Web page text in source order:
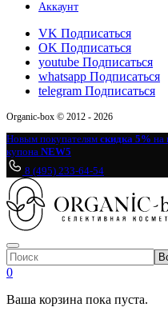
Аккаунт
VK Подписаться
OK Подписаться
youtube Подписаться
whatsapp Подписаться
telegram Подписаться
Organic-box © 2012 - 2026
Новым покупателям скидка 5% на
купона NEW5
8 (495) 233-64-54
0
Ваша корзина пока пуста.